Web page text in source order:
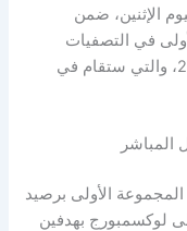
الإثنين، ضمن
في التصفيات
الأوروبية المؤهلة لبطولة كأس العالم 2026، والتي ستقام في
المباشر
الأولى برصيد
لوكسمبورج بهدفين